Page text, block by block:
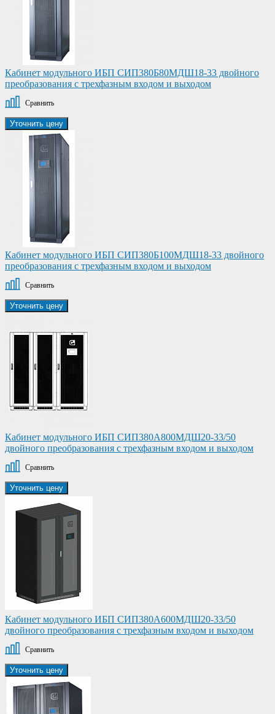
Кабинет модульного ИБП СИП380Б80МДШ18-33 двойного
преобразования с трехфазным входом и выходом
Сравнить
Уточнить цену
Кабинет модульного ИБП СИП380Б100МДШ18-33 двойного
преобразования с трехфазным входом и выходом
Сравнить
Уточнить цену
Кабинет модульного ИБП СИП380А800МДШ20-33/50
двойного преобразования с трехфазным входом и выходом
Сравнить
Уточнить цену
Кабинет модульного ИБП СИП380А600МДШ20-33/50
двойного преобразования с трехфазным входом и выходом
Сравнить
Уточнить цену